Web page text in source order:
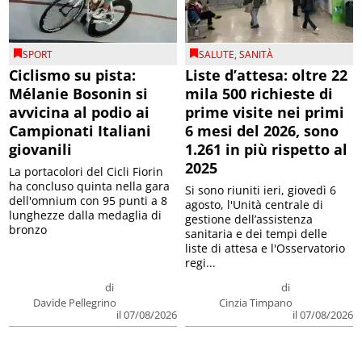
SPORT
Ciclismo su pista:
Mélanie Bosonin si
avvicina al podio ai
Campionati Italiani
giovanili
di
Davide Pellegrino
il 07/08/2026
La portacolori del Cicli Fiorin
ha concluso quinta nella gara
dell'omnium con 95 punti a 8
lunghezze dalla medaglia di
bronzo
SALUTE,SANITÀ
Liste d’attesa: oltre 22
mila 500 richieste di
prime visite nei primi
6 mesi del 2026, sono
1.261 in più rispetto al
2025
di
Cinzia Timpano
il 07/08/2026
Si sono riuniti ieri, giovedì 6
agosto, l'Unità centrale di
gestione dell’assistenza
sanitaria e dei tempi delle
liste di attesa e l'Osservatorio
regi...